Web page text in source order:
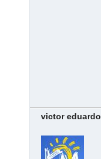
victor eduardo